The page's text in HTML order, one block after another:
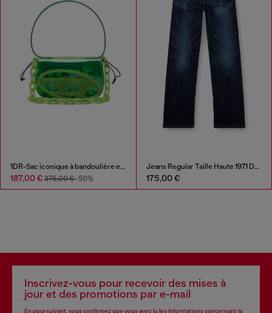
1DR-Sac iconique à bandoulière en TPU transparent
187,00 € 375,00 €-50%
Jeans Regular Taille Haute 1971 D-Sent
175,00 €
Inscrivez-vous pour recevoir des mises à
jour et des promotions par e-mail
En poursuivant, vous confirmez que vous avez lu les informations concernant la